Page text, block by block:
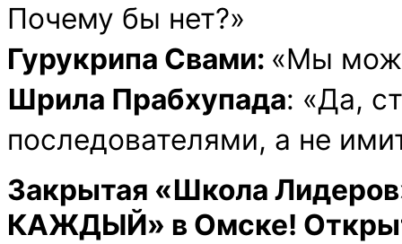
Почему бы нет?»
Гурукрипа Свами: «Мы
Шрила Прабхупада: «Да,
последователями, а не
Закрытая «Школа
КАЖДЫЙ» в Омске!